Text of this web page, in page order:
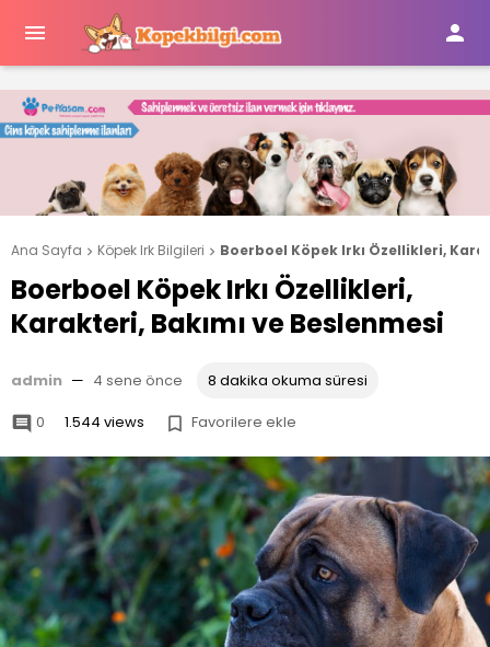
 
Ana Sayfa  Köpek Irk Bilgileri  Boerboel Köpek Irkı Özellikleri,
Boerboel Köpek Irkı Özellikleri,
Karakteri, Bakımı ve Beslenmesi
admin — 4 sene önce 8 dakika okuma süresi
 0 1.544 views  Favorilere ekle